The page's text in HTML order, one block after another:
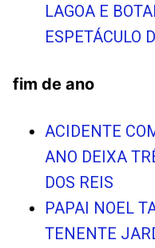
LAGOA E
ESPETÁCULO
fim de ano
ACIDENTE
ANO DEIXA
DOS REIS
PAPAI NOEL
TENENTE